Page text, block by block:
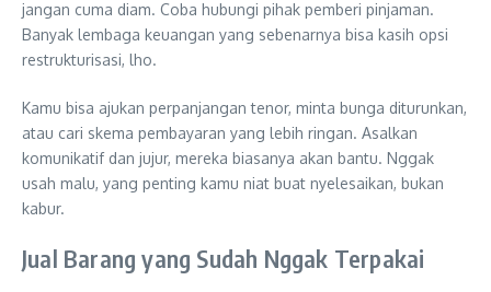
jangan cuma diam. Coba hubungi pihak pemberi pinjaman.
Banyak lembaga keuangan yang sebenarnya bisa kasih opsi
restrukturisasi, lho.
Kamu bisa ajukan perpanjangan tenor, minta bunga diturunkan,
atau cari skema pembayaran yang lebih ringan. Asalkan
komunikatif dan jujur, mereka biasanya akan bantu. Nggak
usah malu, yang penting kamu niat buat nyelesaikan, bukan
kabur.
Jual Barang yang Sudah Nggak Terpakai